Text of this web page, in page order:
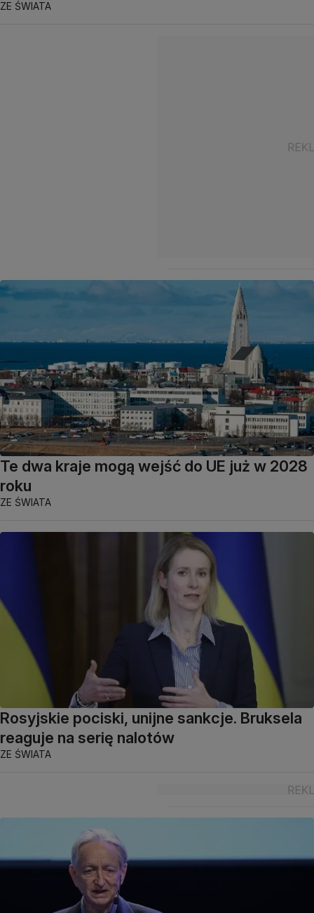
ZE ŚWIATA
Te dwa kraje mogą wejść do UE już w 2028
roku
ZE ŚWIATA
Rosyjskie pociski, unijne sankcje. Bruksela
reaguje na serię nalotów
ZE ŚWIATA